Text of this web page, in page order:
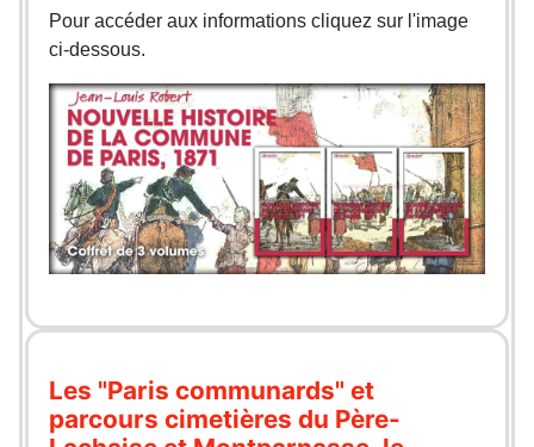
Pour accéder aux informations cliquez sur l'image
ci-dessous.
Les "Paris communards" et
parcours cimetières du Père-